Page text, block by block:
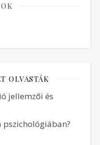
OLVASTÁK
jellemzői és